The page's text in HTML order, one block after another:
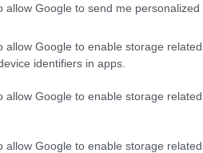
allow Google to send me personalized
allow Google to enable storage
identifiers in apps.
allow Google to enable storage
allow Google to enable storage
KONFERENCIA
Trust Summit 2025 – Nem
mély
A 2025-ös Trust Summit nem
vagy dominálsz?” kérdés nem